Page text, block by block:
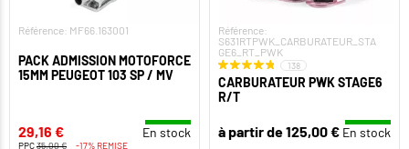
Référence: MF66.163001
PACK ADMISSION MOTOFORCE
15MM PEUGEOT 103 SP / MV
29,16 € En stock
PPC35,00 € -17% REMISE
Référence:
S631RTPWK_CARBURATEUR_STA
GE6_RT_PWK
138
CARBURATEUR PWK STAGE6
R/T
à partir de 125,00 € En stock